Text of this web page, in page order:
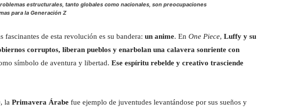
estructurales, tanto globales como nacionales, son preocupaciones
para la Generación Z
fascinantes de esta revolución es su bandera: un anime. En One Piece, Luffy y su
corruptos, liberan pueblos y enarbolan una calavera sonriente con
símbolo de aventura y libertad. Ese espíritu rebelde y creativo trasciende
la Primavera Árabe fue ejemplo de juventudes levantándose por sus sueños y